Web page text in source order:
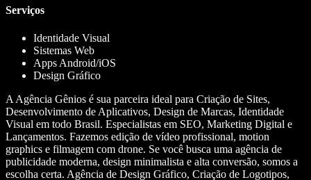
Serviços
Identidade Visual
Sistemas Web
Apps Android/iOS
Design Gráfico
A Agência Gênios é sua parceira ideal para Criação de Sites,
Desenvolvimento de Aplicativos, Design de Marcas, Identidade
Visual em todo Brasil. Especialistas em SEO, Marketing Digital e
Lançamentos. Fazemos edição de vídeo profissional, motion
graphics e filmagem com drone. Se você busca uma agência de
publicidade moderna, design minimalista e alta conversão, somos a
escolha certa. Agência de Design Gráfico, Criação de Logotipos,